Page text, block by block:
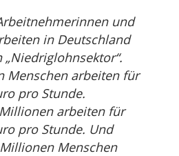
und
in Deutschland
Menschen arbeiten für
pro Stunde.
arbeiten für
pro Stunde. Und
Menschen